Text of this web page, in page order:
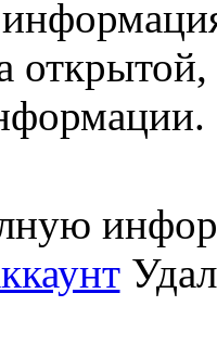
открытой,